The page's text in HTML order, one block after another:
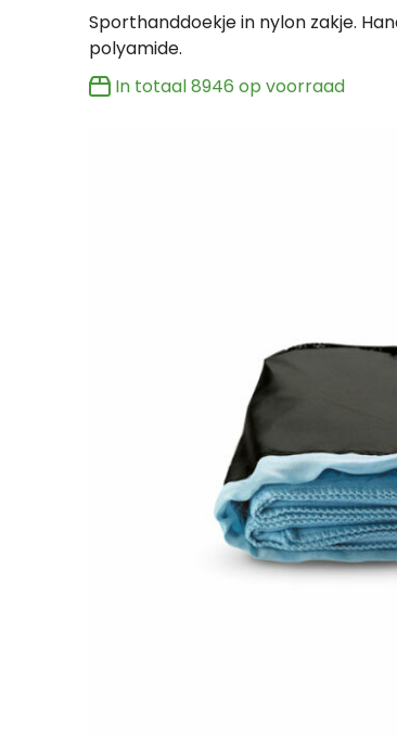
Sporthanddoekje in nylon zakje.
polyamide.
In totaal8946 op voorraad